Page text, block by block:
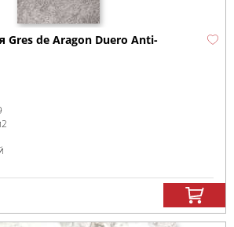
Gres de Aragon Duero Anti-
2